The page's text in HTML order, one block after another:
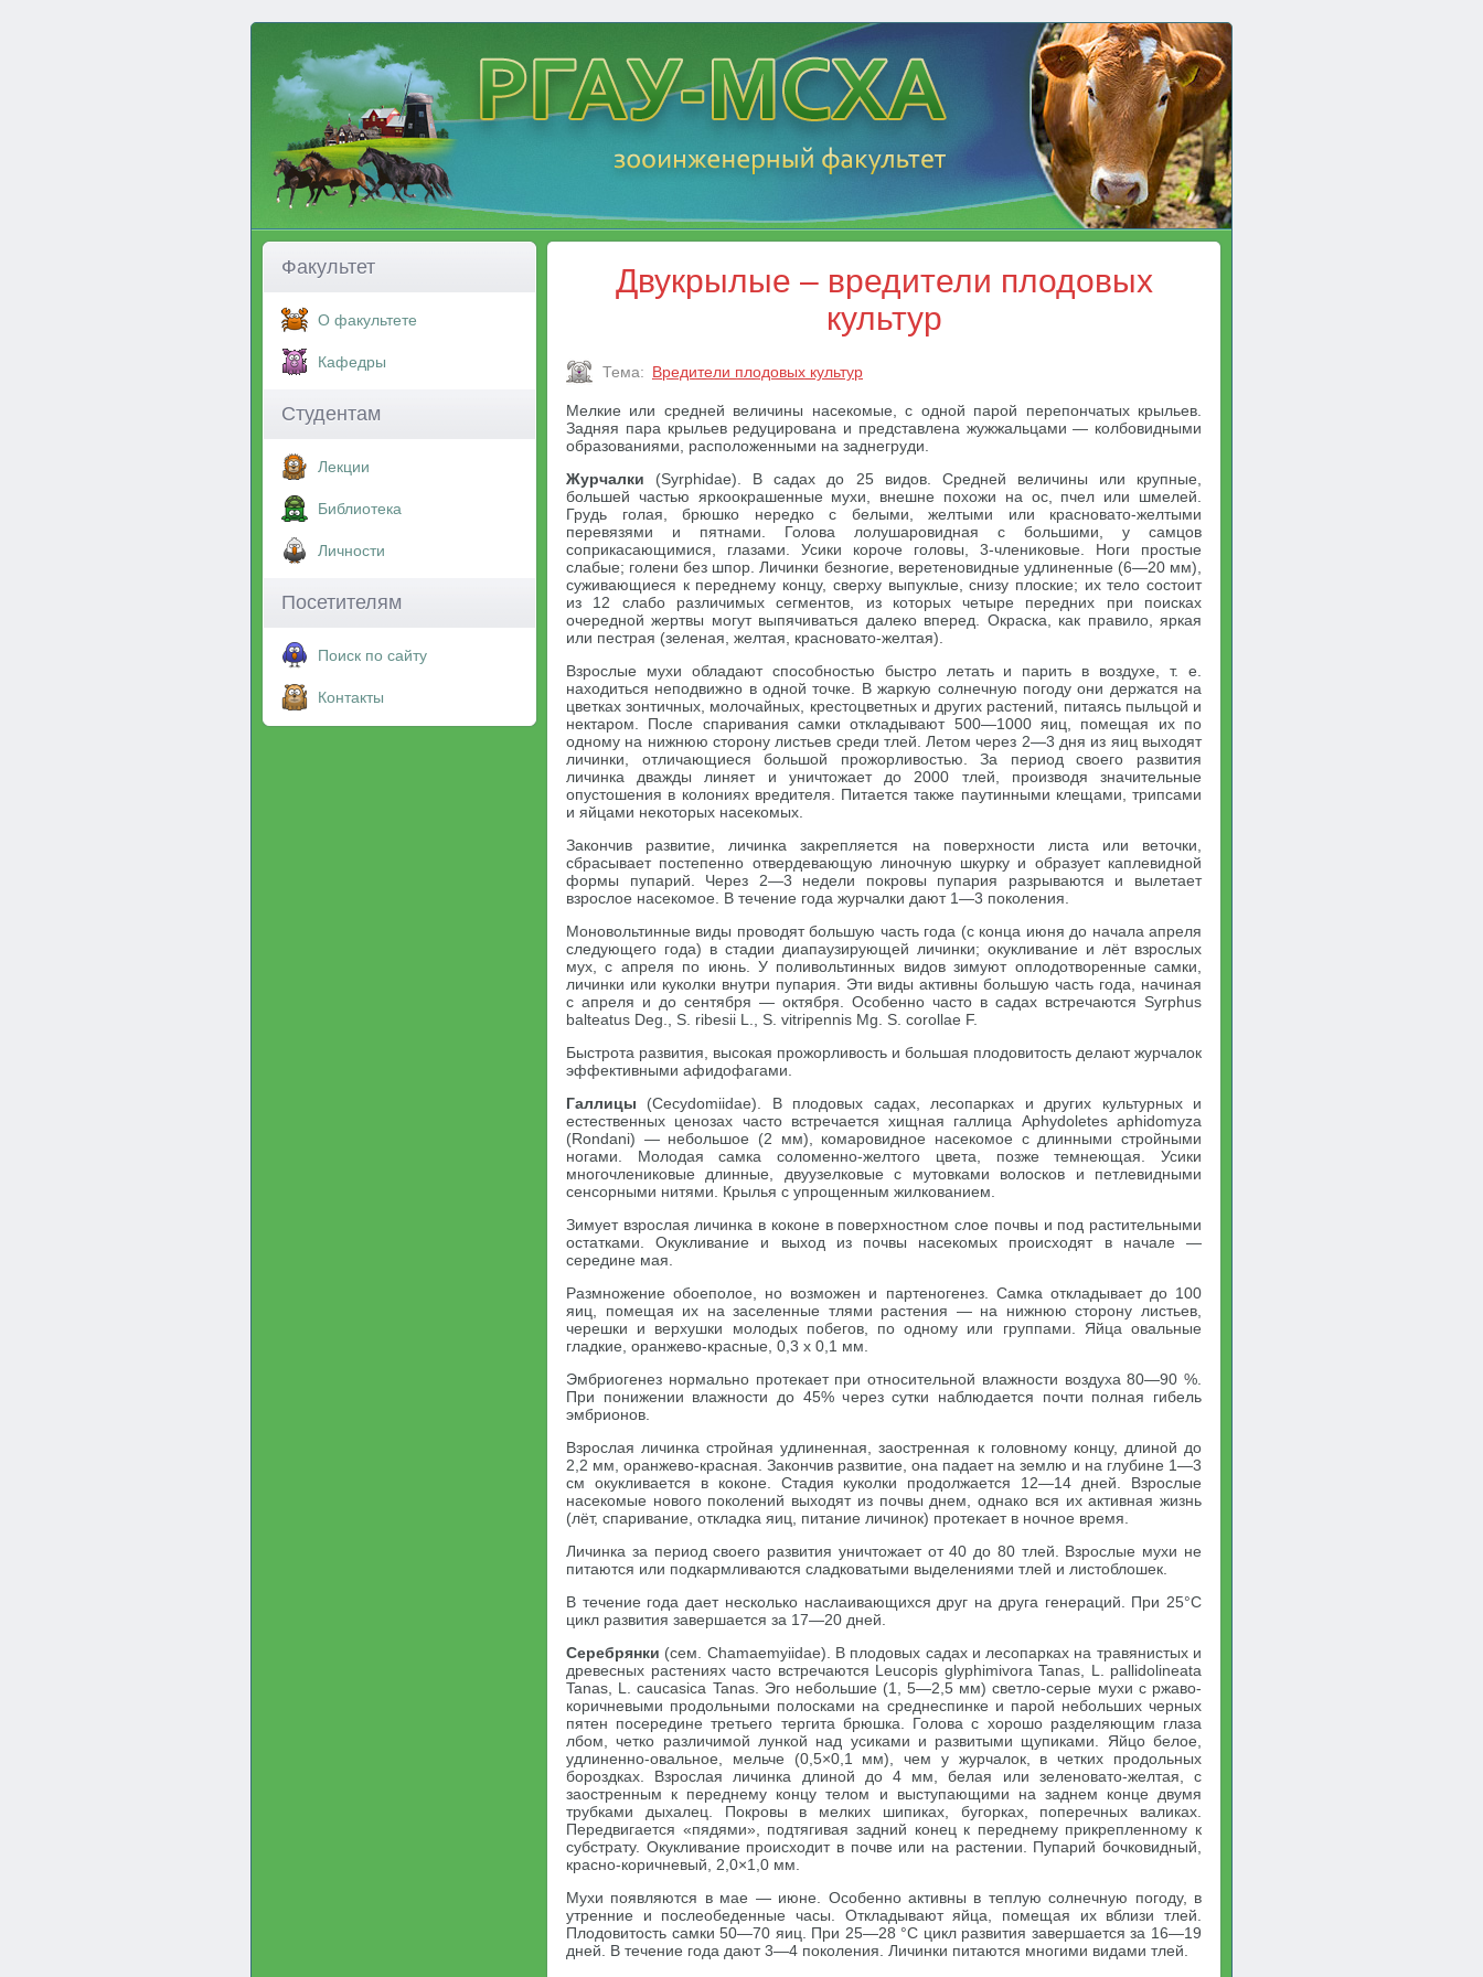
Факультет
О факультете
Кафедры
Студентам
Лекции
Библиотека
Личности
Посетителям
Поиск по сайту
Контакты
Двукрылые – вредители плодовых
культур
Тема: Вредители плодовых культур
Мелкие или средней величины насекомые, с одной парой перепончатых крыльев.
Задняя пара крыльев редуцирована и представлена жужжальцами — колбовидными
образованиями, расположенными на заднегруди.
Журчалки (Syrphidae). В садах до 25 видов. Средней величины или крупные,
большей частью яркоокрашенные мухи, внешне похожи на ос, пчел или шмелей.
Грудь голая, брюшко нередко с белыми, желтыми или красновато-желтыми
перевязями и пятнами. Голова лолушаровидная с большими, у самцов
соприкасающимися, глазами. Усики короче головы, 3-члениковые. Ноги простые
слабые; голени без шпор. Личинки безногие, веретеновидные удлиненные (6—20 мм),
суживающиеся к переднему концу, сверху выпуклые, снизу плоские; их тело состоит
из 12 слабо различимых сегментов, из которых четыре передних при поисках
очередной жертвы могут выпячиваться далеко вперед. Окраска, как правило, яркая
или пестрая (зеленая, желтая, красновато-желтая).
Взрослые мухи обладают способностью быстро летать и парить в воздухе, т. е.
находиться неподвижно в одной точке. В жаркую солнечную погоду они держатся на
цветках зонтичных, молочайных, крестоцветных и других растений, питаясь пыльцой и
нектаром. После спаривания самки откладывают 500—1000 яиц, помещая их по
одному на нижнюю сторону листьев среди тлей. Летом через 2—3 дня из яиц выходят
личинки, отличающиеся большой прожорливостью. За период своего развития
личинка дважды линяет и уничтожает до 2000 тлей, производя значительные
опустошения в колониях вредителя. Питается также паутинными клещами, трипсами
и яйцами некоторых насекомых.
Закончив развитие, личинка закрепляется на поверхности листа или веточки,
сбрасывает постепенно отвердевающую линочную шкурку и образует каплевидной
формы пупарий. Через 2—3 недели покровы пупария разрываются и вылетает
взрослое насекомое. В течение года журчалки дают 1—3 поколения.
Моновольтинные виды проводят большую часть года (с конца июня до начала апреля
следующего года) в стадии диапаузирующей личинки; окукливание и лёт взрослых
мух, с апреля по июнь. У поливольтинных видов зимуют оплодотворенные самки,
личинки или куколки внутри пупария. Эти виды активны большую часть года, начиная
с апреля и до сентября — октября. Особенно часто в садах встречаются Syrphus
balteatus Deg., S. ribesii L., S. vitripennis Mg. S. corollae F.
Быстрота развития, высокая прожорливость и большая плодовитость делают журчалок
эффективными афидофагами.
Галлицы (Cecydomiidae). В плодовых садах, лесопарках и других культурных и
естественных ценозах часто встречается хищная галлица Aphydoletes aphidomyza
(Rondani) — небольшое (2 мм), комаровидное насекомое с длинными стройными
ногами. Молодая самка соломенно-желтого цвета, позже темнеющая. Усики
многочлениковые длинные, двуузелковые с мутовками волосков и петлевидными
сенсорными нитями. Крылья с упрощенным жилкованием.
Зимует взрослая личинка в коконе в поверхностном слое почвы и под растительными
остатками. Окукливание и выход из почвы насекомых происходят в начале —
середине мая.
Размножение обоеполое, но возможен и партеногенез. Самка откладывает до 100
яиц, помещая их на заселенные тлями растения — на нижнюю сторону листьев,
черешки и верхушки молодых побегов, по одному или группами. Яйца овальные
гладкие, оранжево-красные, 0,3 х 0,1 мм.
Эмбриогенез нормально протекает при относительной влажности воздуха 80—90 %.
При понижении влажности до 45% через сутки наблюдается почти полная гибель
эмбрионов.
Взрослая личинка стройная удлиненная, заостренная к головному концу, длиной до
2,2 мм, оранжево-красная. Закончив развитие, она падает на землю и на глубине 1—3
см окукливается в коконе. Стадия куколки продолжается 12—14 дней. Взрослые
насекомые нового поколений выходят из почвы днем, однако вся их активная жизнь
(лёт, спаривание, откладка яиц, питание личинок) протекает в ночное время.
Личинка за период своего развития уничтожает от 40 до 80 тлей. Взрослые мухи не
питаются или подкармливаются сладковатыми выделениями тлей и листоблошек.
В течение года дает несколько наслаивающихся друг на друга генераций. При 25°С
цикл развития завершается за 17—20 дней.
Серебрянки (сем. Chamaemyiidae). В плодовых садах и лесопарках на травянистых и
древесных растениях часто встречаются Leucopis glyphimivora Tanas, L. pallidolineata
Tanas, L. caucasica Tanas. Эго небольшие (1, 5—2,5 мм) светло-серые мухи с ржаво-
коричневыми продольными полосками на среднеспинке и парой небольших черных
пятен посередине третьего тергита брюшка. Голова с хорошо разделяющим глаза
лбом, четко различимой лункой над усиками и развитыми щупиками. Яйцо белое,
удлиненно-овальное, мельче (0,5×0,1 мм), чем у журчалок, в четких продольных
бороздках. Взрослая личинка длиной до 4 мм, белая или зеленовато-желтая, с
заостренным к переднему концу телом и выступающими на заднем конце двумя
трубками дыхалец. Покровы в мелких шипиках, бугорках, поперечных валиках.
Передвигается «пядями», подтягивая задний конец к переднему прикрепленному к
субстрату. Окукливание происходит в почве или на растении. Пупарий бочковидный,
красно-коричневый, 2,0×1,0 мм.
Мухи появляются в мае — июне. Особенно активны в теплую солнечную погоду, в
утренние и послеобеденные часы. Откладывают яйца, помещая их вблизи тлей.
Плодовитость самки 50—70 яиц. При 25—28 °С цикл развития завершается за 16—19
дней. В течение года дают 3—4 поколения. Личинки питаются многими видами тлей.